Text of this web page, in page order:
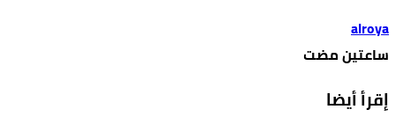
alroya
‫‫‫‏‫ساعتين مضت‬
إقرأ أيضا